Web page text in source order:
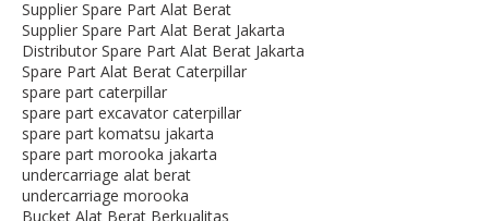
Supplier Spare Part Alat Berat
Supplier Spare Part Alat Berat Jakarta
Distributor Spare Part Alat Berat Jakarta
Spare Part Alat Berat Caterpillar
spare part caterpillar
spare part excavator caterpillar
spare part komatsu jakarta
spare part morooka jakarta
undercarriage alat berat
undercarriage morooka
Bucket Alat Berat Berkualitas